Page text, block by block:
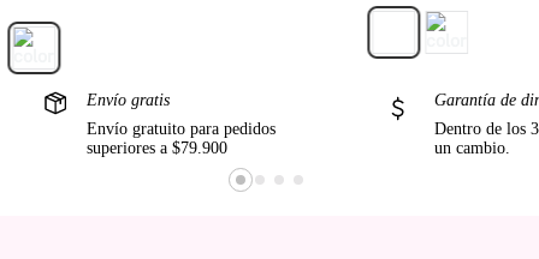
Envío gratis
Envío gratuito para pedidos
superiores a $79.900
Garantía de
Dentro de los
un cambio.